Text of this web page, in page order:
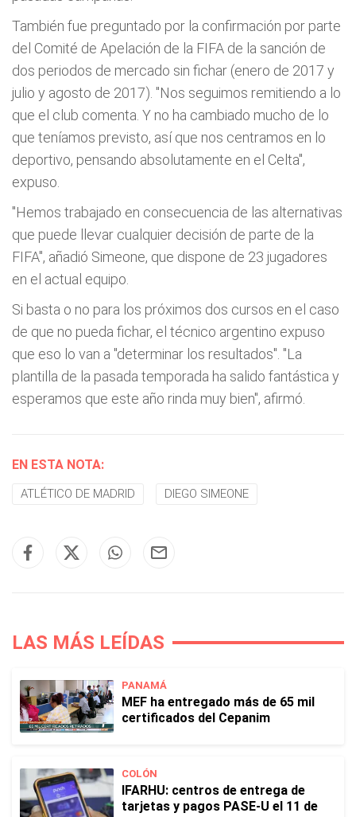
También fue preguntado por la confirmación por parte
del Comité de Apelación de la FIFA de la sanción de
dos periodos de mercado sin fichar (enero de 2017 y
julio y agosto de 2017). "Nos seguimos remitiendo a lo
que el club comenta. Y no ha cambiado mucho de lo
que teníamos previsto, así que nos centramos en lo
deportivo, pensando absolutamente en el Celta",
expuso.
"Hemos trabajado en consecuencia de las alternativas
que puede llevar cualquier decisión de parte de la
FIFA", añadió Simeone, que dispone de 23 jugadores
en el actual equipo.
Si basta o no para los próximos dos cursos en el caso
de que no pueda fichar, el técnico argentino expuso
que eso lo van a "determinar los resultados". "La
plantilla de la pasada temporada ha salido fantástica y
esperamos que este año rinda muy bien", afirmó.
EN ESTA NOTA:
ATLÉTICO DE MADRID DIEGO SIMEONE
LAS MÁS LEÍDAS
PANAMÁ
MEF ha entregado más de 65 mil
certificados del Cepanim
COLÓN
IFARHU: centros de entrega de
tarjetas y pagos PASE-U el 11 de